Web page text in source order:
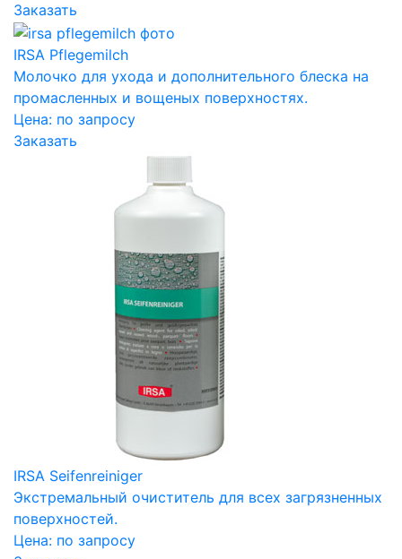
Заказать
IRSA Pflegemilch
Молочко для ухода и дополнительного блеска на
промасленных и вощеных поверхностях.
Цена: по запросу
Заказать
IRSA Seifenreiniger
Экстремальный очиститель для всех загрязненных
поверхностей.
Цена: по запросу